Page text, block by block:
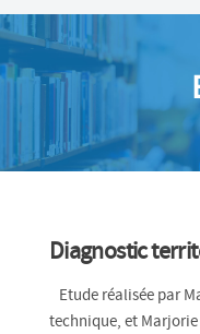
Diagnostic
Etude réalisée par
technique, et Marjorie